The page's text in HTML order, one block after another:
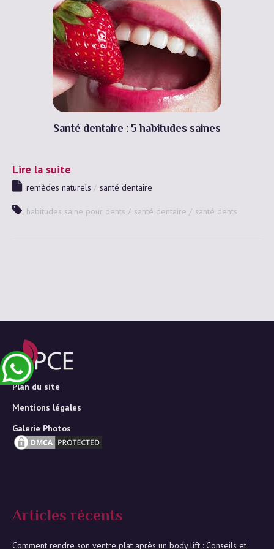
Santé dentaire : 5 habitudes saines
Lire la suite
remèdes naturels santé dentaire
habitudes saine pour dents santé dentaire santé dents
Plan du site
Mentions légales
Galerie Photos
Articles récents
Comment rendre son ventre plat après un body lift : Conseils et